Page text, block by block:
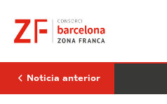
contenido
reunirá
a
50
de
primer
Noticia anterior